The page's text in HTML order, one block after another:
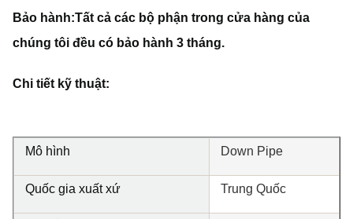
Bảo hành:Tất cả các bộ phận trong cửa hàng của
chúng tôi đều có bảo hành 3 tháng.
Chi tiết kỹ thuật:
Mô hình Down Pipe
Quốc gia xuất xứ Trung Quốc